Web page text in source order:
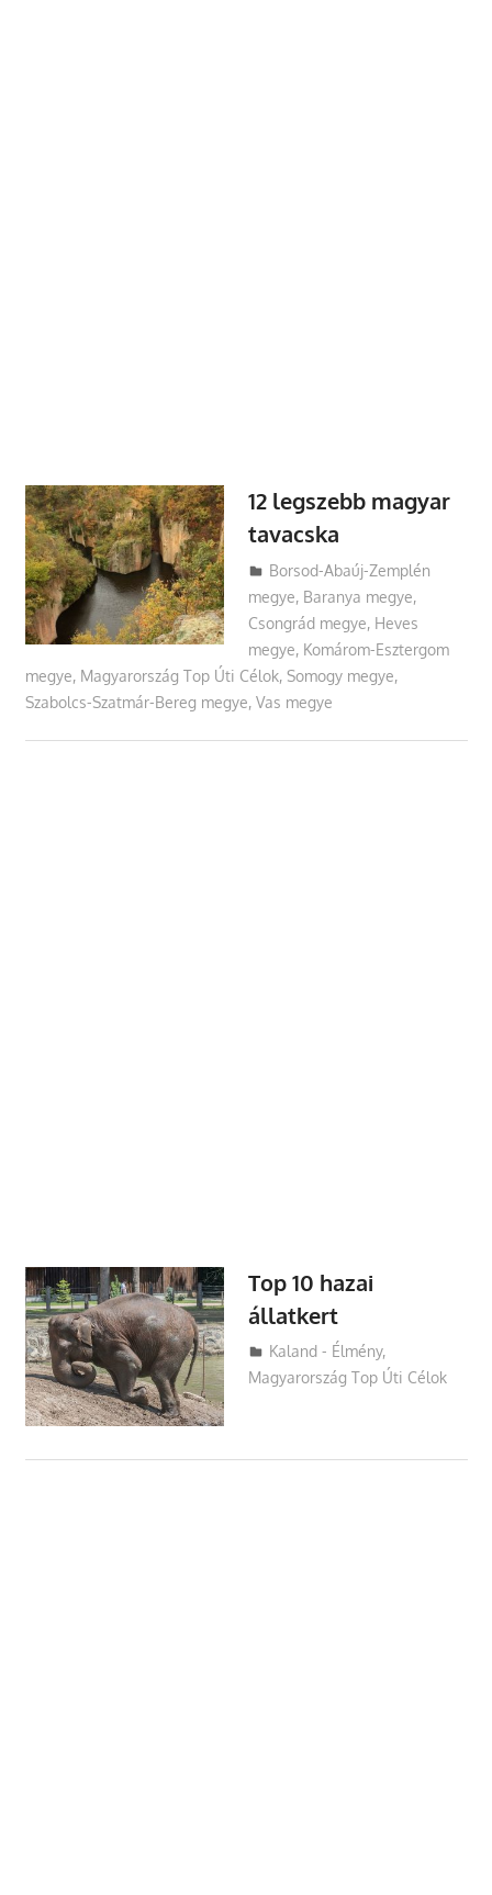
12 legszebb magyar
tavacska
Utazasok.org
Borsod-Abaúj-Zemplén
megye, Baranya megye,
Csongrád megye, Heves
megye, Komárom-Esztergom
megye, Magyarország Top Úti Célok, Somogy megye,
Szabolcs-Szatmár-Bereg megye, Vas megye
Top 10 hazai
állatkert
Utazasok.org
Kaland - Élmény,
Magyarország Top Úti Célok